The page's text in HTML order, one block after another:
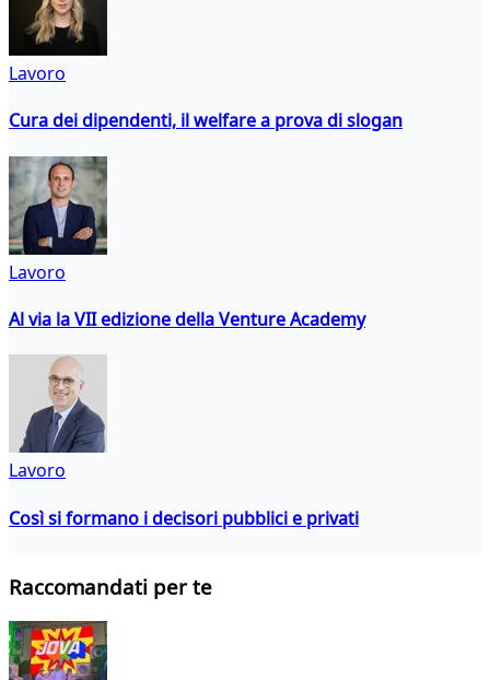
Lavoro
Cura dei dipendenti, il welfare a prova di slogan
Lavoro
Al via la VII edizione della Venture Academy
Lavoro
Così si formano i decisori pubblici e privati
Raccomandati per te